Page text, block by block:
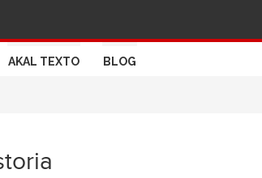
AKAL TEXTO BLOG